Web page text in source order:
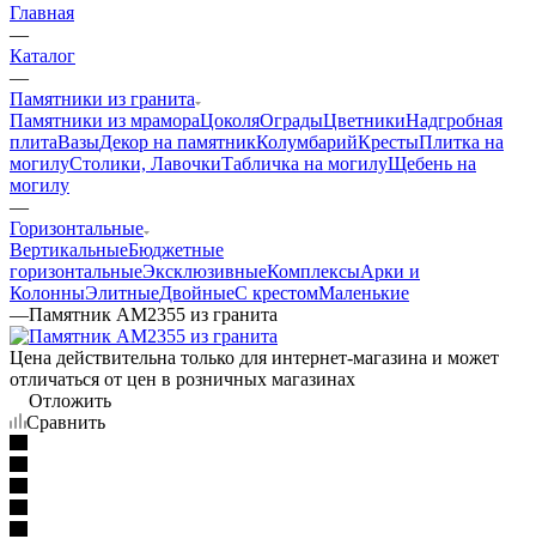
Главная
—
Каталог
—
Памятники из гранита
Памятники из мрамораЦоколяОградыЦветникиНадгробная
плитаВазыДекор на памятникКолумбарийКрестыПлитка на
могилуСтолики, ЛавочкиТабличка на могилуЩебень на
могилу
—
Горизонтальные
ВертикальныеБюджетные
горизонтальныеЭксклюзивныеКомплексыАрки и
КолонныЭлитныеДвойныеС крестомМаленькие
—Памятник AM2355 из гранита
Цена действительна только для интернет-магазина и может
отличаться от цен в розничных магазинах
Отложить
Сравнить